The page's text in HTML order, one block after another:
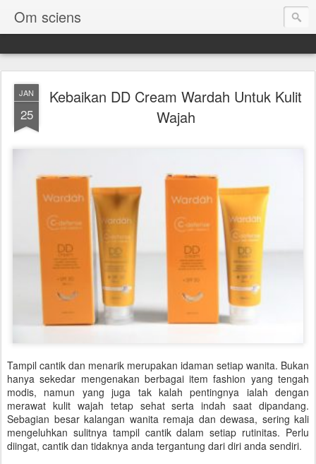
Om sciens
JAN
25
Kebaikan DD Cream Wardah Untuk Kulit
Wajah
Tampil cantik dan menarik merupakan idaman setiap wanita. Bukan
hanya sekedar mengenakan berbagai item fashion yang tengah
modis, namun yang juga tak kalah pentingnya ialah dengan
merawat kulit wajah tetap sehat serta indah saat dipandang.
Sebagian besar kalangan wanita remaja dan dewasa, sering kali
mengeluhkan sulitnya tampil cantik dalam setiap rutinitas. Perlu
diingat, cantik dan tidaknya anda tergantung dari diri anda sendiri.